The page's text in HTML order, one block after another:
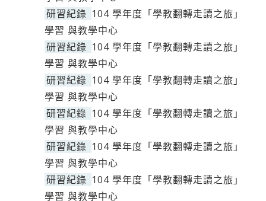
研習紀錄 104 學年度「學教翻轉走讀之旅」
學習 與教學中心
研習紀錄 104 學年度「學教翻轉走讀之旅」
學習 與教學中心
研習紀錄 104 學年度「學教翻轉走讀之旅」
學習 與教學中心
研習紀錄 104 學年度「學教翻轉走讀之旅」
學習 與教學中心
研習紀錄 104 學年度「學教翻轉走讀之旅」
學習 與教學中心
研習紀錄 104 學年度「學教翻轉走讀之旅」
學習 與教學中心